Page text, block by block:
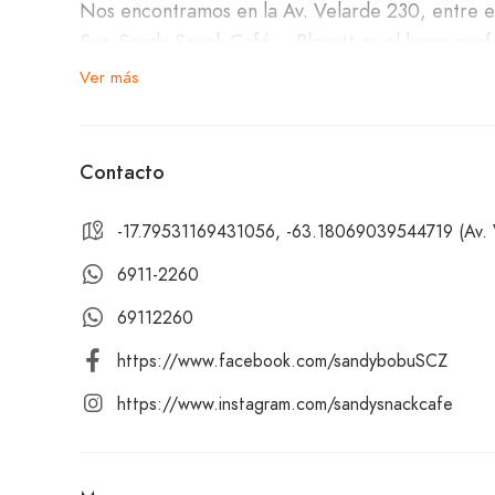
Nos encontramos en la Av. Velarde 230, entre
Sur. Sandy Snack Café – Blacutt es el lugar
complementar tu bebida favorita.
Te invitamos a visitar Sandy Snack Café –
un sabor nuevo y emocionante, aquí
Ver más
Contacto
-17.79531169431056, -63.18069039544719
6911-2260
69112260
https://www.facebook.com/sandybobuSCZ
https://www.instagram.com/sandysnackcafe